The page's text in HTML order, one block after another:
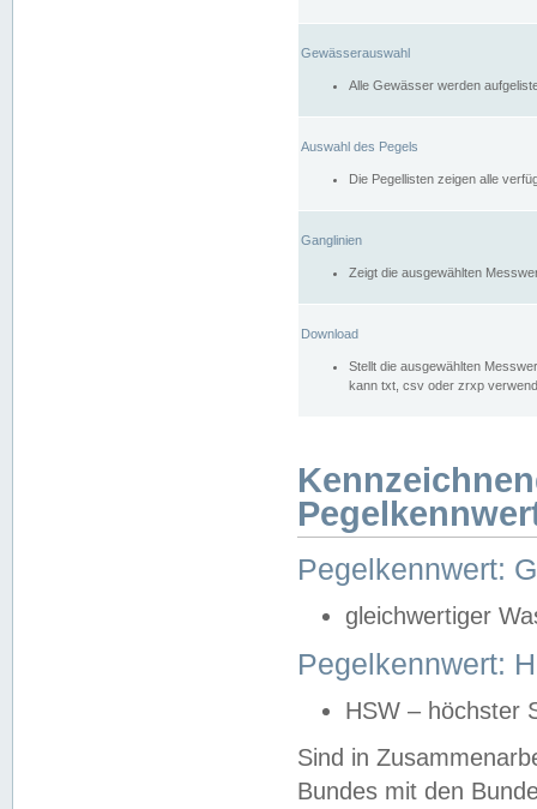
Gewässerauswahl
Alle Gewässer werden
Auswahl des Pegels
Die Pegellisten zeigen alle
Ganglinien
Zeigt die ausgewählten
Download
Stellt die ausgewählten
kann txt, csv oder zrxp
Pegelkennwert:
gleichwertiger
Pegelkennwert:
HSW – höchster
Sind in
Bundes mit den